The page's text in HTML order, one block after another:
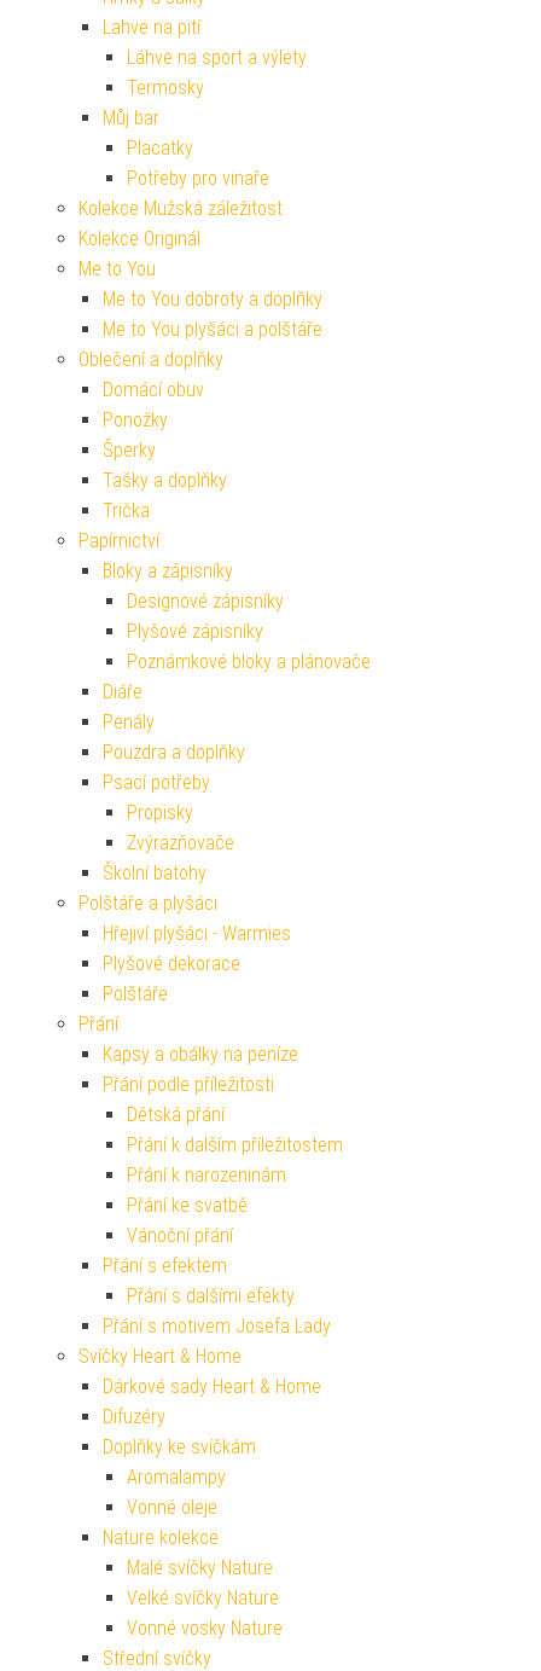
Lahve na pití
Láhve na sport a výlety
Termosky
Můj bar
Placatky
Potřeby pro vinaře
Kolekce Mužská záležitost
Kolekce Originál
Me to You
Me to You dobroty a doplňky
Me to You plyšáci a polštáře
Oblečení a doplňky
Domácí obuv
Ponožky
Šperky
Tašky a doplňky
Trička
Papírnictví
Bloky a zápisníky
Designové zápisníky
Plyšové zápisníky
Poznámkové bloky a plánovače
Diáře
Penály
Pouzdra a doplňky
Psací potřeby
Propisky
Zvýrazňovače
Školní batohy
Polštáře a plyšáci
Hřejiví plyšáci - Warmies
Plyšové dekorace
Polštáře
Přání
Kapsy a obálky na peníze
Přání podle příležitosti
Dětská přání
Přání k dalším příležitostem
Přání k narozeninám
Přání ke svatbě
Vánoční přání
Přání s efektem
Přání s dalšími efekty
Přání s motivem Josefa Lady
Svíčky Heart & Home
Dárkové sady Heart & Home
Difuzéry
Doplňky ke svíčkám
Aromalampy
Vonné oleje
Nature kolekce
Malé svíčky Nature
Velké svíčky Nature
Vonné vosky Nature
Střední svíčky